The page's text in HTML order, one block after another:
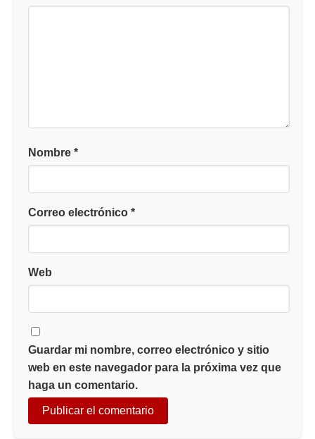
Nombre *
Correo electrónico *
Web
Guardar mi nombre, correo electrónico y sitio
web en este navegador para la próxima vez que
haga un comentario.